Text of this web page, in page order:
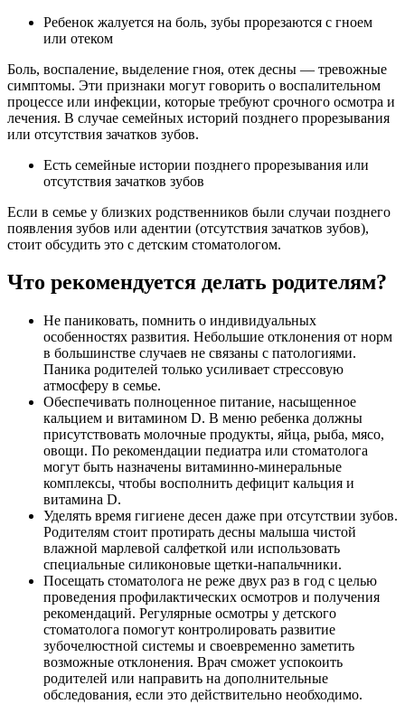
Ребенок жалуется на боль, зубы прорезаются с гноем
или отеком
Боль, воспаление, выделение гноя, отек десны — тревожные
симптомы. Эти признаки могут говорить о воспалительном
процессе или инфекции, которые требуют срочного осмотра и
лечения. В случае семейных историй позднего прорезывания
или отсутствия зачатков зубов.
Есть семейные истории позднего прорезывания или
отсутствия зачатков зубов
Если в семье у близких родственников были случаи позднего
появления зубов или адентии (отсутствия зачатков зубов),
стоит обсудить это с детским стоматологом.
Что рекомендуется делать родителям?
Не паниковать, помнить о индивидуальных
особенностях развития. Небольшие отклонения от норм
в большинстве случаев не связаны с патологиями.
Паника родителей только усиливает стрессовую
атмосферу в семье.
Обеспечивать полноценное питание, насыщенное
кальцием и витамином D. В меню ребенка должны
присутствовать молочные продукты, яйца, рыба, мясо,
овощи. По рекомендации педиатра или стоматолога
могут быть назначены витаминно-минеральные
комплексы, чтобы восполнить дефицит кальция и
витамина D.
Уделять время гигиене десен даже при отсутствии зубов.
Родителям стоит протирать десны малыша чистой
влажной марлевой салфеткой или использовать
специальные силиконовые щетки-напальчники.
Посещать стоматолога не реже двух раз в год с целью
проведения профилактических осмотров и получения
рекомендаций. Регулярные осмотры у детского
стоматолога помогут контролировать развитие
зубочелюстной системы и своевременно заметить
возможные отклонения. Врач сможет успокоить
родителей или направить на дополнительные
обследования, если это действительно необходимо.